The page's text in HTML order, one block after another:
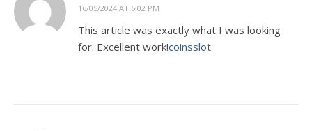
16/05/2024 AT 6:02 PM
This article was exactly what I was looking
for. Excellent work!coinsslot